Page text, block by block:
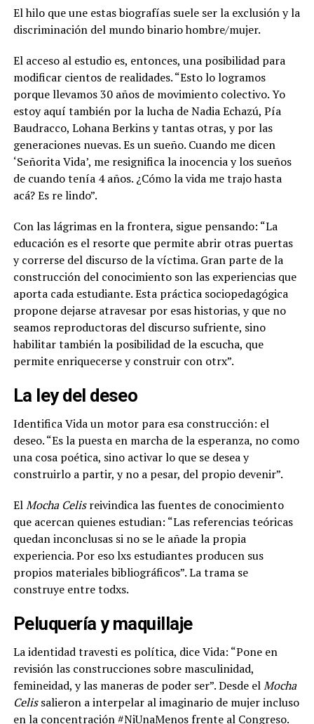
El hilo que une estas biografías suele ser la exclusión y la
discriminación del mundo binario hombre/mujer.
El acceso al estudio es, entonces, una posibilidad para
modificar cientos de realidades. “Esto lo logramos
porque llevamos 30 años de movimiento colectivo. Yo
estoy aquí también por la lucha de Nadia Echazú, Pía
Baudracco, Lohana Berkins y tantas otras, y por las
generaciones nuevas. Es un sueño. Cuando me dicen
‘Señorita Vida’, me resignifica la inocencia y los sueños
de cuando tenía 4 años. ¿Cómo la vida me trajo hasta
acá? Es re lindo”.
Con las lágrimas en la frontera, sigue pensando: “La
educación es el resorte que permite abrir otras puertas
y correrse del discurso de la víctima. Gran parte de la
construcción del conocimiento son las experiencias que
aporta cada estudiante. Esta práctica sociopedagógica
propone dejarse atravesar por esas historias, y que no
seamos reproductoras del discurso sufriente, sino
habilitar también la posibilidad de la escucha, que
permite enriquecerse y construir con otrx”.
La ley del deseo
Identifica Vida un motor para esa construcción: el
deseo. “Es la puesta en marcha de la esperanza, no como
una cosa poética, sino activar lo que se desea y
construirlo a partir, y no a pesar, del propio devenir”.
ElMocha Celisreivindica las fuentes de conocimiento
que acercan quienes estudian: “Las referencias teóricas
quedan inconclusas si no se le añade la propia
experiencia. Por eso lxs estudiantes producen sus
propios materiales bibliográficos”. La trama se
construye entre todxs.
Peluquería y maquillaje
La identidad travesti es política, dice Vida: “Pone en
revisión las construcciones sobre masculinidad,
femineidad, y las maneras de poder ser”. Desde elMocha
Celissalieron a interpelar al imaginario de mujerincluso
en la concentración #NiUnaMenos frente al Congreso.